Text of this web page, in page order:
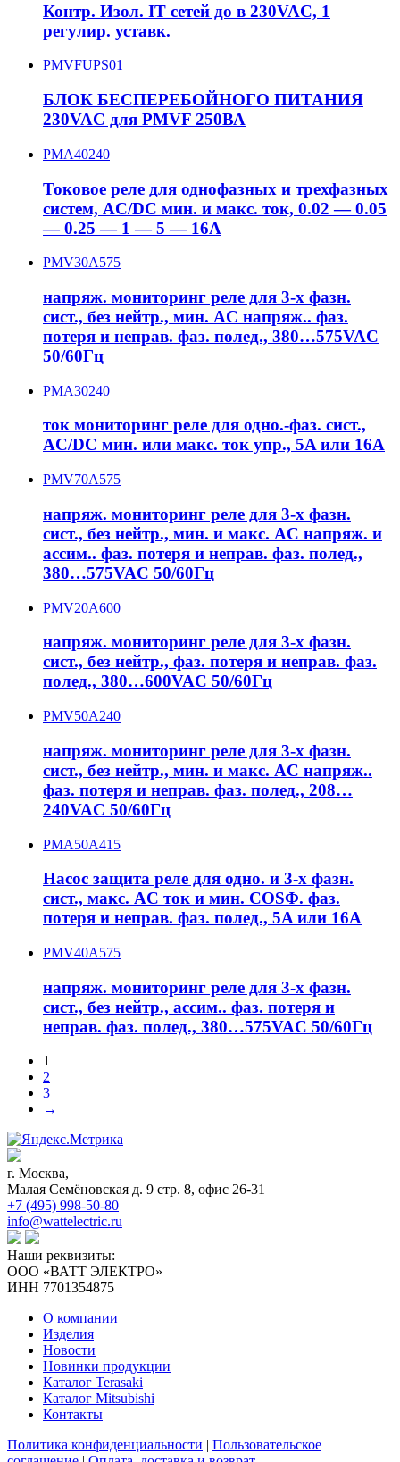
Контр. Изол. IT сетей до в 230VAC, 1
регулир. уставк.
PMVFUPS01
БЛОК БЕСПЕРЕБОЙНОГО ПИТАНИЯ
230VAC для PMVF 250ВА
PMA40240
Токовое реле для однофазных и трехфазных
систем, AC/DC мин. и макс. ток, 0.02 — 0.05
— 0.25 — 1 — 5 — 16A
PMV30A575
напряж. мониторинг реле для 3-х фазн.
сист., без нейтр., мин. AC напряж.. фаз.
потеря и неправ. фаз. полед., 380…575VAC
50/60Гц
PMA30240
ток мониторинг реле для одно.-фаз. сист.,
AC/DC мин. или макс. ток упр., 5A или 16A
PMV70A575
напряж. мониторинг реле для 3-х фазн.
сист., без нейтр., мин. и макс. AC напряж. и
ассим.. фаз. потеря и неправ. фаз. полед.,
380…575VAC 50/60Гц
PMV20A600
напряж. мониторинг реле для 3-х фазн.
сист., без нейтр., фаз. потеря и неправ. фаз.
полед., 380…600VAC 50/60Гц
PMV50A240
напряж. мониторинг реле для 3-х фазн.
сист., без нейтр., мин. и макс. AC напряж..
фаз. потеря и неправ. фаз. полед., 208…
240VAC 50/60Гц
PMA50A415
Насос защита реле для одно. и 3-х фазн.
сист., макс. AC ток и мин. COSΦ. фаз.
потеря и неправ. фаз. полед., 5A или 16A
PMV40A575
напряж. мониторинг реле для 3-х фазн.
сист., без нейтр., ассим.. фаз. потеря и
неправ. фаз. полед., 380…575VAC 50/60Гц
1
2
3
→
г. Москва,
Малая Семёновская д. 9 стр. 8, офис 26-31
+7 (495) 998-50-80
info@wattelectric.ru
Наши реквизиты:
ООО «ВАТТ ЭЛЕКТРО»
ИНН 7701354875
О компании
Изделия
Новости
Новинки продукции
Каталог Terasaki
Каталог Mitsubishi
Контакты
Политика конфиденциальности | Пользовательское